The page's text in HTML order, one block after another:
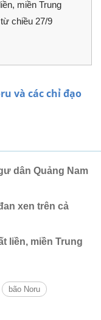
và các chỉ đạo
miền Trung
chiều 27/9
dân Quảng Nam
xen trên cả
liền, miền Trung
bão Noru